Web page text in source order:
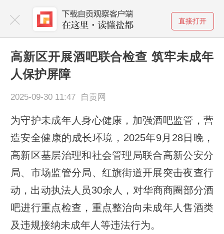
直接打开
高新区开展酒吧联合检查 筑牢未成年
人保护屏障
2025-09-30 11:47 自贡网
为守护未成年人身心健康，加强酒吧监管，营
造安全健康的成长环境，2025年9月28日晚，
高新区基层治理和社会管理局联合高新公安分
局、市场监管分局、红旗街道开展突击夜查行
动，出动执法人员30余人，对华商商圈部分酒
吧进行重点检查，重点整治向未成年人售酒类
及违规接纳未成年人等违法行为。